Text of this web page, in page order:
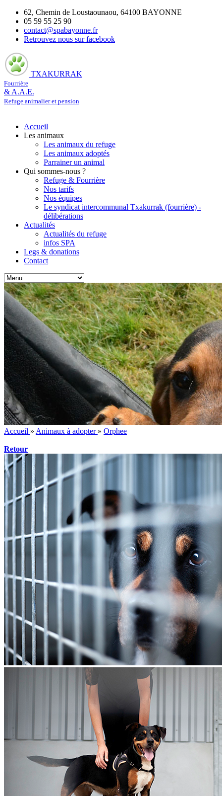
62, Chemin de Loustaounaou, 64100 BAYONNE
05 59 55 25 90
contact@spabayonne.fr
Retrouvez nous sur facebook
TXAKURRAK
Fourrière
& A.A.E.
Refuge animalier et pension
Accueil
Les animaux
Les animaux du refuge
Les animaux adoptés
Parrainer un animal
Qui sommes-nous ?
Refuge & Fourrière
Nos tarifs
Nos équipes
Le syndicat intercommunal Txakurrak (fourrière) -
délibérations
Actualités
Actualités du refuge
infos SPA
Legs & donations
Contact
Accueil » Animaux à adopter » Orphee
Retour